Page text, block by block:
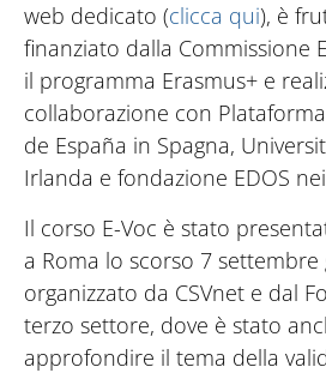
web dedicato (clicca qui), è
finanziato dalla Commissione
il programma Erasmus+ e
collaborazione con
de España in Spagna,
Irlanda e fondazione EDOS
Il corso E-Voc è stato
a Roma lo scorso 7 settembre
organizzato da CSVnet e dal
terzo settore, dove è stato
approfondire il tema della